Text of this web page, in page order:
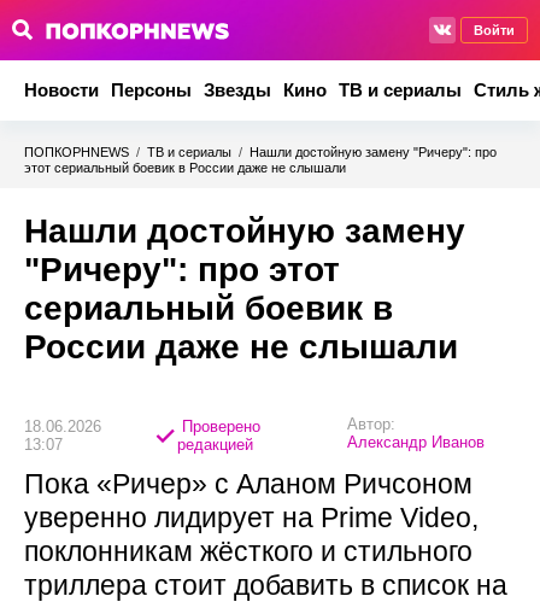
Войти
Новости Персоны Звезды Кино ТВ и сериалы Стиль
ПОПКОРНNEWS / ТВ и сериалы / Нашли достойную замену "Ричеру": про
этот сериальный боевик в России даже не слышали
Нашли достойную замену
"Ричеру": про этот
сериальный боевик в
России даже не слышали
18.06.2026
13:07
Проверено
редакцией
Автор:
Александр Иванов
Пока «Ричер» с Аланом Ричсоном
уверенно лидирует на Prime Video,
поклонникам жёсткого и стильного
триллера стоит добавить в список на